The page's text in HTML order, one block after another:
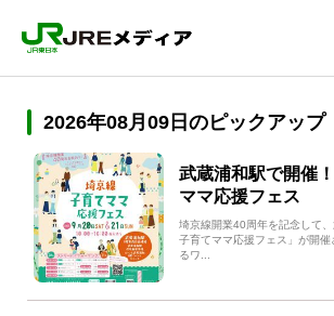
2026年08月09日のピックアップ
武蔵浦和駅で開催
ママ応援フェス
埼京線開業40周年を記念して
子育てママ応援フェス」が開
るワ...